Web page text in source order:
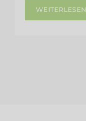
WEITERLESEN